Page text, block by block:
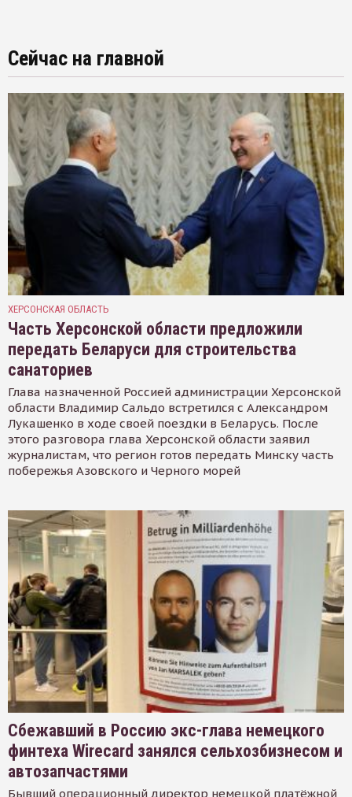
Сейчас на главной
ХЕРСОНСКАЯ ОБЛАСТЬ
Часть Херсонской области предложили
передать Беларуси для строительства
санаториев
Глава назначенной Россией администрации Херсонской
области Владимир Сальдо встретился с Александром
Лукашенко в ходе своей поездки в Беларусь. После
этого разговора глава Херсонской области заявил
журналистам, что регион готов передать Минску часть
побережья Азовского и Черного морей
Сбежавший в Россию экс-глава немецкого
финтеха Wirecard занялся сельхозбизнесом и
автозапчастями
Бывший операционный директор немецкой платёжной